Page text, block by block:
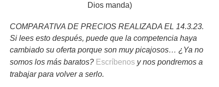
Dios manda)
COMPARATIVA DE PRECIOS REALIZADA EL 14.3.23.
Si lees esto después, puede que la competencia haya
cambiado su oferta porque son muy picajosos… ¿Ya no
somos los más baratos? Escríbenos y nos pondremos a
trabajar para volver a serlo.